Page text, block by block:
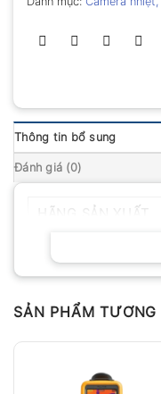
Thông tin bổ sung
Đánh giá (0)
SẢN PHẨM